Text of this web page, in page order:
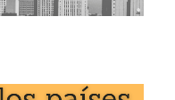
logística y negocios